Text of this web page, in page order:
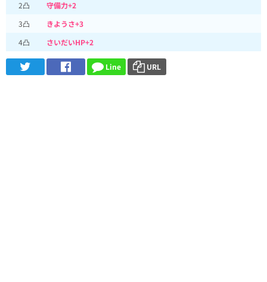
2凸
守備力+2
3凸
きようさ+3
4凸
さいだいHP+2
Line URL